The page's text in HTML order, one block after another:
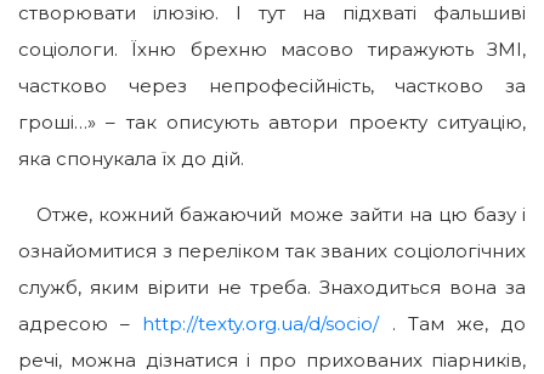
створювати ілюзію. І тут на підхваті фальшиві
соціологи. Їхню брехню масово тиражують ЗМІ,
частково через непрофесійність, частково за
гроші…» – так описують автори проекту ситуацію,
яка спонукала їх до дій.
Отже, кожний бажаючий може зайти на цю базу і
ознайомитися з переліком так званих соціологічних
служб, яким вірити не треба. Знаходиться вона за
адресою – http://texty.org.ua/d/socio/. Там же, до
речі, можна дізнатися і про прихованих піарників,